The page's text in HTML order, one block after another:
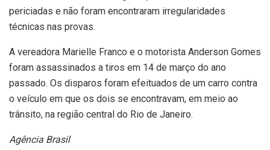
periciadas e não foram encontraram irregularidades
técnicas nas provas.
A vereadora Marielle Franco e o motorista Anderson Gomes
foram assassinados a tiros em 14 de março do ano
passado. Os disparos foram efeituados de um carro contra
o veículo em que os dois se encontravam, em meio ao
trânsito, na região central do Rio de Janeiro.
Agência Brasil